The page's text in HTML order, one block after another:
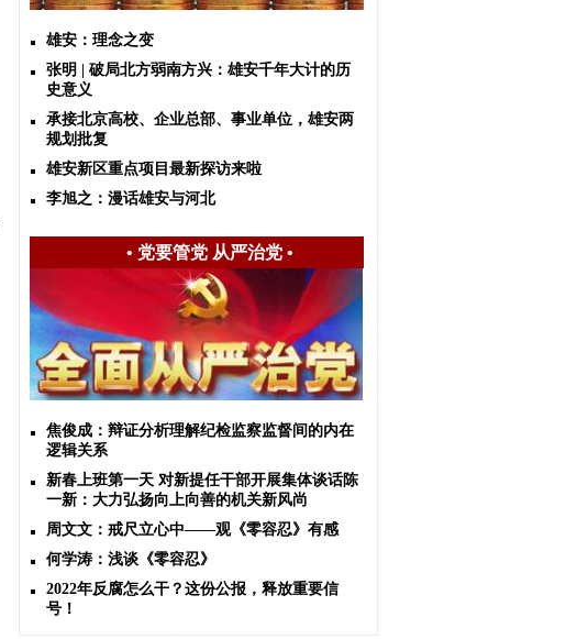
雄安：理念之变
张明 | 破局北方弱南方兴：雄安千年大计的历
史意义
承接北京高校、企业总部、事业单位，雄安两
规划批复
雄安新区重点项目最新探访来啦
李旭之：漫话雄安与河北
• 党要管党 从严治党•
焦俊成：辩证分析理解纪检监察监督间的内在
逻辑关系
新春上班第一天 对新提任干部开展集体谈话陈
一新：大力弘扬向上向善的机关新风尚
周文文：戒尺立心中——观《零容忍》有感
何学涛：浅谈《零容忍》
2022年反腐怎么干？这份公报，释放重要信
号！